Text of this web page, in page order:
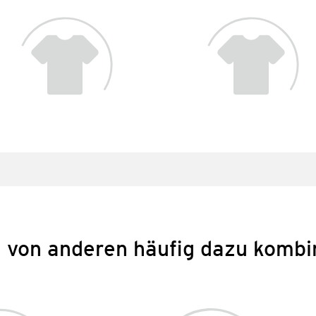
von anderen häufig dazu